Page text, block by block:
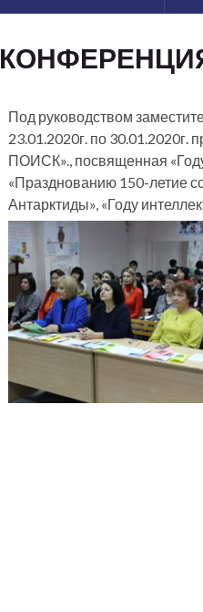
Под руководством
23.01.2020г. по
ПОИСК»., посвященная
«Празднованию 150-летие
Антарктиды», «Году